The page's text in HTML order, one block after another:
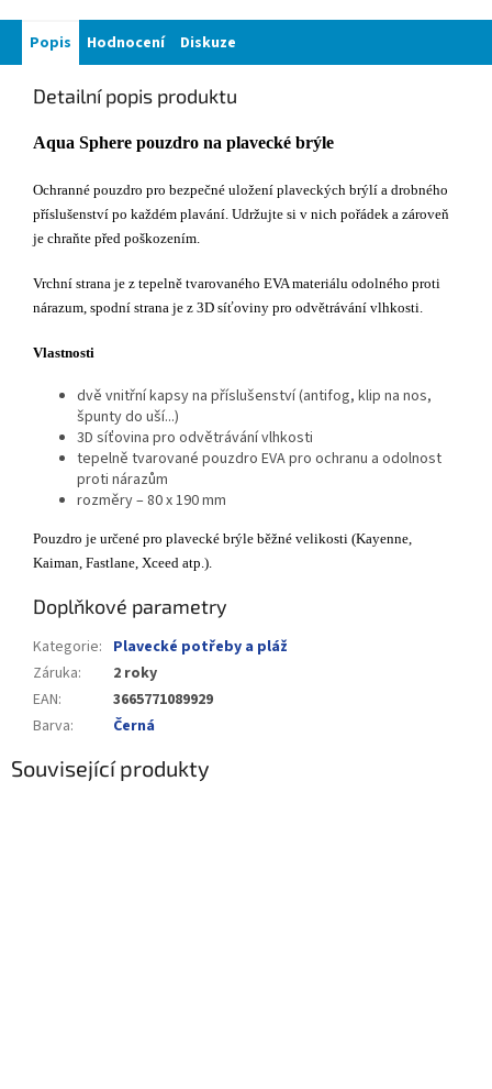
Popis Hodnocení Diskuze
Detailní popis produktu
Aqua Sphere pouzdro na plavecké brýle
Ochranné pouzdro pro bezpečné uložení plaveckých brýlí a drobného
příslušenství po každém plavání. Udržujte si v nich pořádek a zároveň
je chraňte před poškozením.
Vrchní strana je z tepelně tvarovaného EVA materiálu odolného proti
nárazum, spodní strana je z 3D síťoviny pro odvětrávání vlhkosti.
Vlastnosti
dvě vnitřní kapsy na příslušenství (antifog, klip na nos,
špunty do uší...)
3D síťovina pro odvětrávání vlhkosti
tepelně tvarované pouzdro EVA pro ochranu a odolnost
proti nárazům
rozměry – 80 x 190 mm
Pouzdro je určené pro plavecké brýle běžné velikosti (Kayenne,
Kaiman, Fastlane, Xceed atp.).
Doplňkové parametry
Kategorie: Plavecké potřeby a pláž
Záruka:
2 roky
EAN:
3665771089929
Barva: Černá
Související produkty